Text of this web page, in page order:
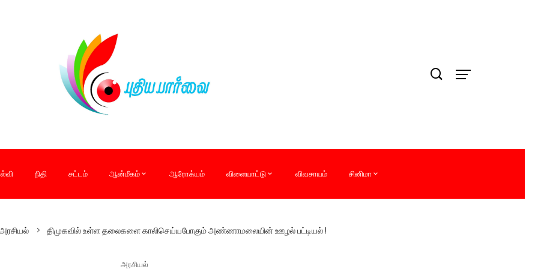
நிதி சட்டம் ஆன்மீகம் ஆரோக்யம் விளையாட்டு விவசாயம் சினிமா
அரசியல் திமுகவில் உள்ள தலைகளை காலிசெய்யபோகும் அண்ணாமலையின் ஊழல் பட்டியல் !
அரசியல்